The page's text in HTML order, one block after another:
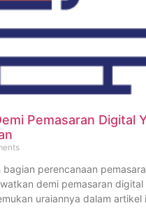
Pemasaran Digital
bagian perencanaan
demi pemasaran digital
uraiannya dalam artikel